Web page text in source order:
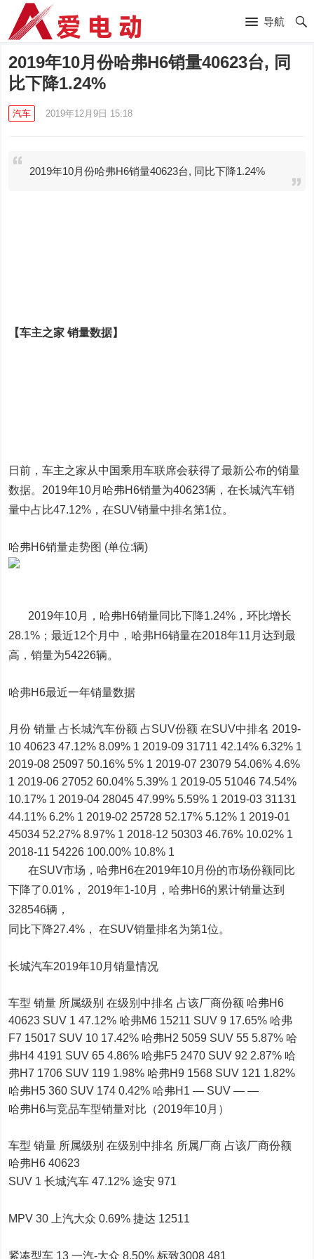
导航
2019年10月份哈弗H6销量40623台, 同
比下降1.24%
汽车 2019年12月9日 15:18
2019年10月份哈弗H6销量40623台, 同比下降1.24%
【车主之家 销量数据】
日前，车主之家从中国乘用车联席会获得了最新公布的销量
数据。2019年10月哈弗H6销量为40623辆，在长城汽车销
量中占比47.12%，在SUV销量中排名第1位。
哈弗H6销量走势图 (单位:辆)
2019年10月，哈弗H6销量同比下降1.24%，环比增长
28.1%；最近12个月中，哈弗H6销量在2018年11月达到最
高，销量为54226辆。
哈弗H6最近一年销量数据
月份 销量 占长城汽车份额 占SUV份额 在SUV中排名 2019-
10 40623 47.12% 8.09% 1 2019-09 31711 42.14% 6.32% 1
2019-08 25097 50.16% 5% 1 2019-07 23079 54.06% 4.6%
1 2019-06 27052 60.04% 5.39% 1 2019-05 51046 74.54%
10.17% 1 2019-04 28045 47.99% 5.59% 1 2019-03 31131
44.11% 6.2% 1 2019-02 25728 52.17% 5.12% 1 2019-01
45034 52.27% 8.97% 1 2018-12 50303 46.76% 10.02% 1
2018-11 54226 100.00% 10.8% 1
在SUV市场，哈弗H6在2019年10月份的市场份额同比
下降了0.01%， 2019年1-10月，哈弗H6的累计销量达到
328546辆，
同比下降27.4%， 在SUV销量排名为第1位。
长城汽车2019年10月销量情况
车型 销量 所属级别 在级别中排名 占该厂商份额 哈弗H6
40623 SUV 1 47.12% 哈弗M6 15211 SUV 9 17.65% 哈弗
F7 15017 SUV 10 17.42% 哈弗H2 5059 SUV 55 5.87% 哈
弗H4 4191 SUV 65 4.86% 哈弗F5 2470 SUV 92 2.87% 哈
弗H7 1706 SUV 119 1.98% 哈弗H9 1568 SUV 121 1.82%
哈弗H5 360 SUV 174 0.42% 哈弗H1 — SUV — —
哈弗H6与竞品车型销量对比（2019年10月）
车型 销量 所属级别 在级别中排名 所属厂商 占该厂商份额
哈弗H6 40623
SUV 1 长城汽车 47.12% 途安 971
MPV 30 上汽大众 0.69% 捷达 12511
紧凑型车 13 一汽-大众 8.50% 标致3008 481